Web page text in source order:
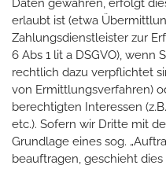
Daten gewähren, erfolgt
erlaubt ist (etwa
Zahlungsdienstleister zur
6 Abs 1 lit a DSGVO),
rechtlich dazu verpflichtet
von Ermittlungsverfahren)
berechtigten Interessen
etc.). Sofern wir Dritte mit
Grundlage eines sog.
beauftragen, geschieht dies